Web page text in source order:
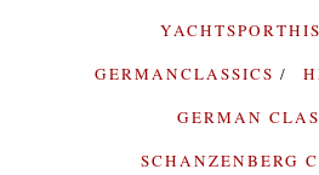
GERMANCLASSICS
GERMAN
SCHANZENBERG